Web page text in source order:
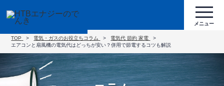
TOP 電気・ガスのお役立ちコラム 電気代 節約 家電
エアコンと扇風機の電気代はどっちが安い？併用で節電するコツも解説